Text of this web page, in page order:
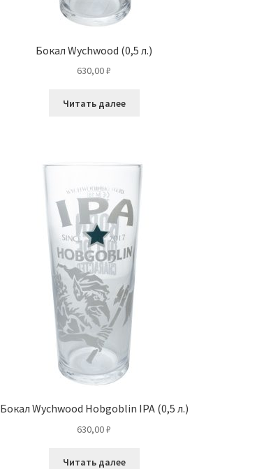
Бокал Wychwood (0,5 л.)
630,00₽
Читать далее
Бокал Wychwood Hobgoblin IPA (0,5 л.)
630,00₽
Читать далее